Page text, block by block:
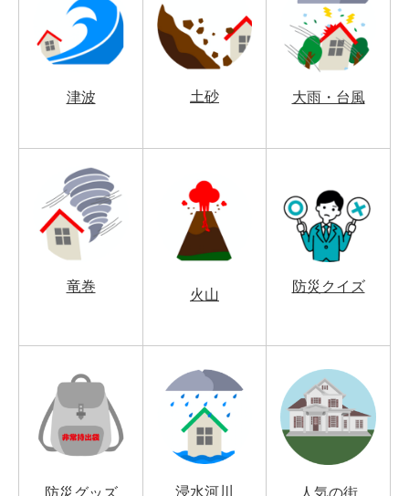
津波 土砂 大雨・台風
竜巻
火山
防災クイズ
浸水河川